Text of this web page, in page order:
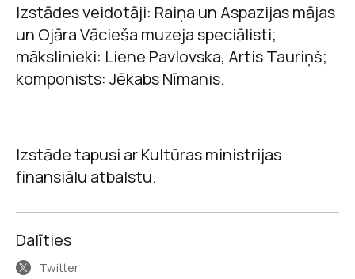
Izstādes veidotāji: Raiņa un Aspazijas mājas
un Ojāra Vācieša muzeja speciālisti;
mākslinieki: Liene Pavlovska, Artis Tauriņš;
komponists: Jēkabs Nīmanis.
Izstāde tapusi ar Kultūras ministrijas
finansiālu atbalstu.
Dalīties
Twitter